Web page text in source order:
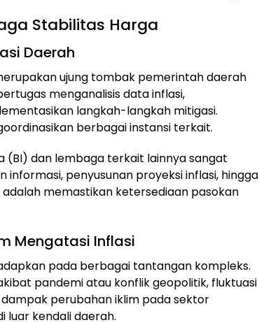
Stabilitas Harga
Daerah
ujung tombak pemerintah daerah
menganalisis data inflasi,
langkah-langkah mitigasi.
berbagai instansi terkait.
(BI) dan lembaga terkait lainnya sangat
informasi, penyusunan proyeksi inflasi, hingga
memastikan ketersediaan pasokan
Mengatasi Inflasi
pada berbagai tantangan kompleks.
pandemi atau konflik geopolitik, fluktuasi
perubahan iklim pada sektor
luar kendali daerah.